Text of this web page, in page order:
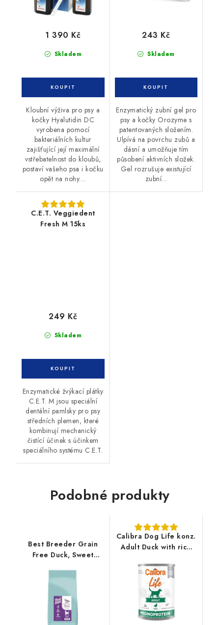
Skladem
1 390 Kč
Kloubní výživa pro psy a
kočky Hyalutidin DC
vyrobena pomocí
bakteriálních kultur
zajišťující její maximální
vstřebatelnost do kloubů,
postaví vašeho psa i kočku
opět na nohy....
Skladem
243 Kč
Enzymatický zubní gel pro
psy a kočky Orozyme s
patentovaných složením.
Ulpívá na povrchu zubů a
dásní a umožňuje tím
působení aktivních složek.
Gel rozrušuje existující
zubní...
C.E.T. Veggiedent
Fresh M 15ks
Skladem
249 Kč
Enzymatické žvýkací plátky
C.E.T. M jsou speciální
dentální pamlsky pro psy
středních plemen, které
kombinují mechanický
čistící účinek s účinkem
speciálního systému C.E.T.
Podobné produkty
Best Breeder Grain
Free Duck, Sweet
Calibra Dog Life konz.
Adult Duck with rice